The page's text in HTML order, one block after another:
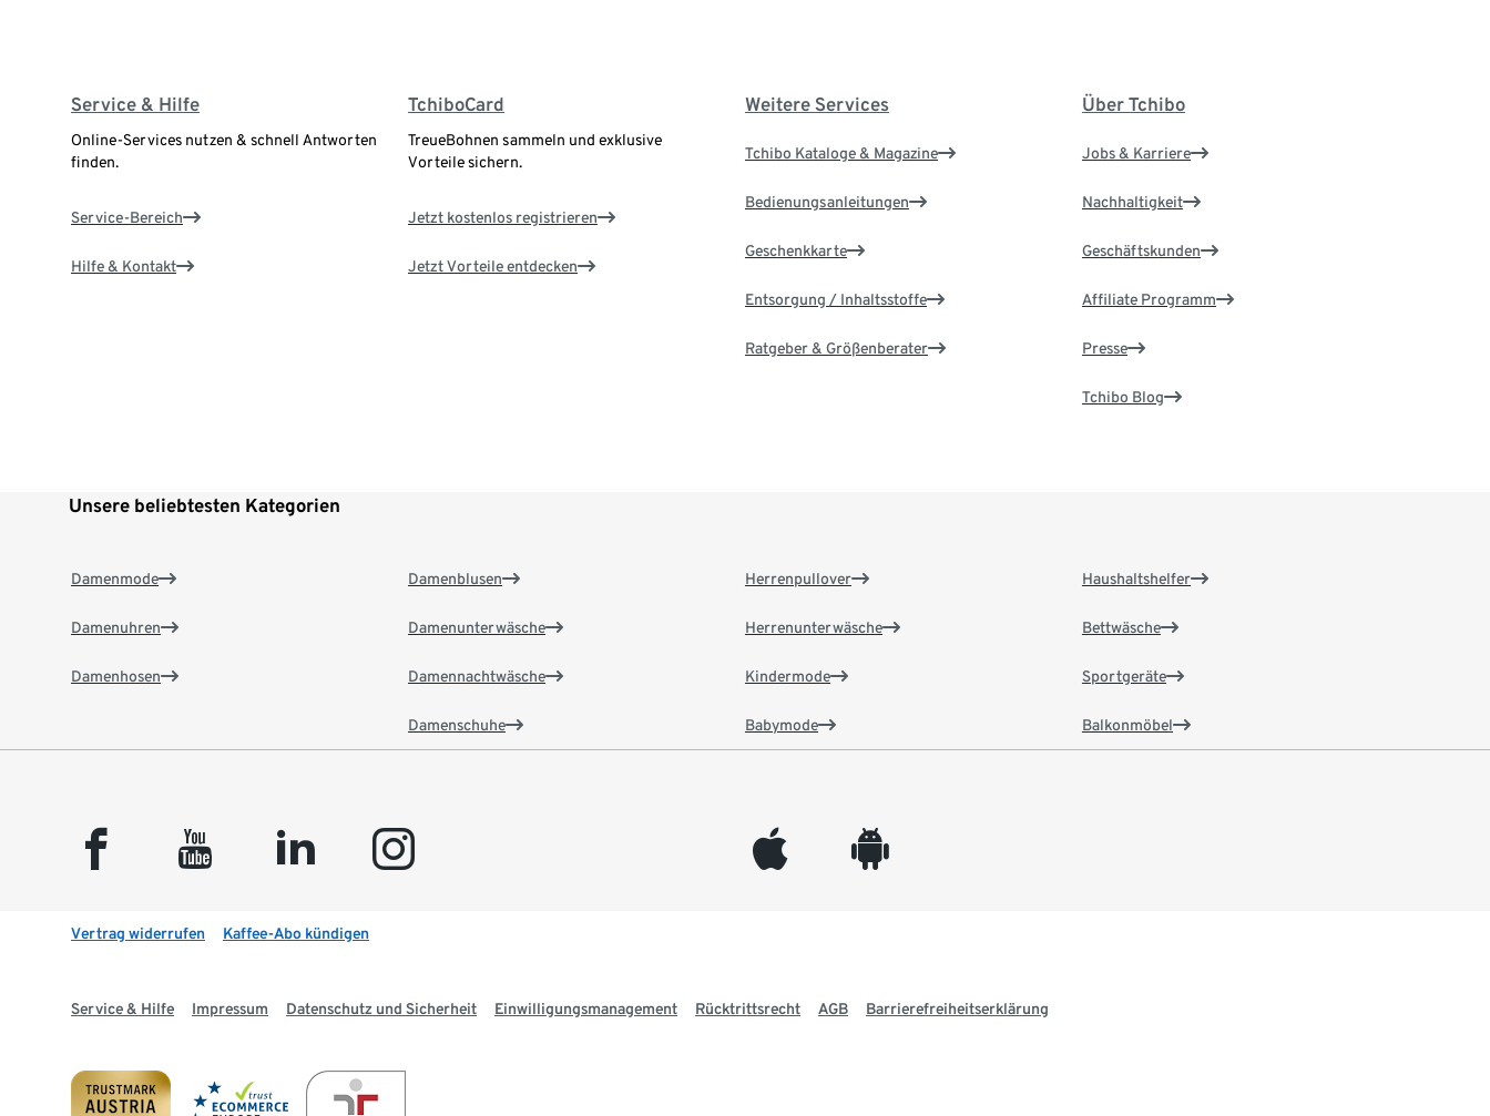
Service & Hilfe
Online-Services nutzen & schnell Antworten
finden.
Service-Bereich
Hilfe & Kontakt
TchiboCard
TreueBohnen sammeln und exklusive
Vorteile sichern.
Jetzt kostenlos registrieren
Jetzt Vorteile entdecken
Weitere Services
Tchibo Kataloge & Magazine
Bedienungsanleitungen
Geschenkkarte
Entsorgung / Inhaltsstoffe
Ratgeber & Größenberater
Über Tchibo
Jobs & Karriere
Nachhaltigkeit
Geschäftskunden
Affiliate Programm
Presse
Tchibo Blog
Unsere beliebtesten Kategorien
Damenmode
Damenuhren
Damenhosen
Damenblusen
Damenunterwäsche
Damennachtwäsche
Damenschuhe
Herrenpullover
Herrenunterwäsche
Kindermode
Babymode
Haushaltshelfer
Bettwäsche
Sportgeräte
Balkonmöbel
facebook youtube linkedin instagram appleinc android
Vertrag widerrufen Kaffee-Abo kündigen
Service & Hilfe Impressum Datenschutz und Sicherheit Einwilligungsmanagement Rücktrittsrecht AGB Barrierefreiheitserklärung